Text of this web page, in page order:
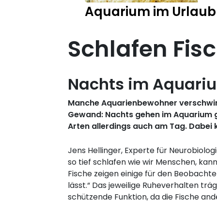
Aquarium im Urlaub
Schlafen
Nachts im
Manche Aquarienbewohner
Gewand: Nachts gehen im
Arten allerdings auch am Tag. Dabei
Jens Hellinger, Experte für
so tief schlafen wie wir Menschen,
Fische zeigen einige für den
lässt.“ Das jeweilige Ruheverhalten
schützende Funktion, da die Fische